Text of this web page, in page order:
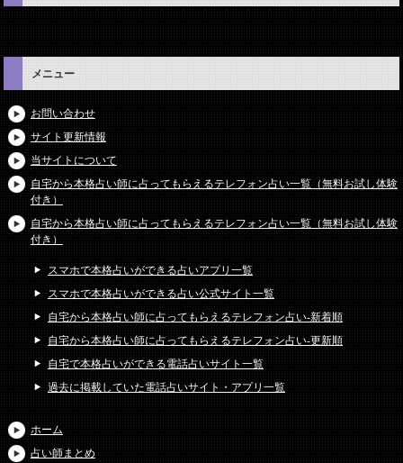
メニュー
お問い合わせ
サイト更新情報
当サイトについて
自宅から本格占い師に占ってもらえるテレフォン占い一覧（無料お試し体験
付き）
自宅から本格占い師に占ってもらえるテレフォン占い一覧（無料お試し体験
付き）
スマホで本格占いができる占いアプリ一覧
スマホで本格占いができる占い公式サイト一覧
自宅から本格占い師に占ってもらえるテレフォン占い-新着順
自宅から本格占い師に占ってもらえるテレフォン占い-更新順
自宅で本格占いができる電話占いサイト一覧
過去に掲載していた電話占いサイト・アプリ一覧
ホーム
占い師まとめ